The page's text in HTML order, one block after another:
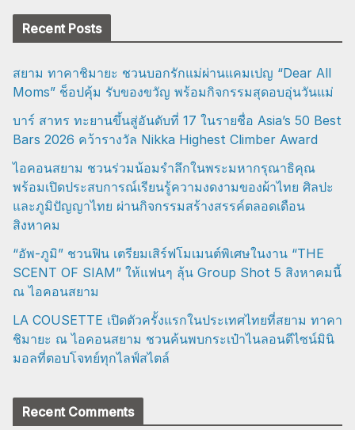
Recent Posts
สยาม ทาคาชิมายะ ชวนบอกรักแม่ผ่านแคมเปญ “Dear All
Moms” ช็อปคุ้ม รับของขวัญ พร้อมกิจกรรมสุดอบอุ่นวันแม่
บาร์ สาทร ทะยานขึ้นสู่อันดับที่ 17 ในรายชื่อ Asia’s 50 Best
Bars 2026 คว้ารางวัล Nikka Highest Climber Award
ไอคอนสยาม ชวนร่วมน้อมรำลึกในพระมหากรุณาธิคุณ
พร้อมเปิดประสบการณ์เรียนรู้ความงดงามของผ้าไทย ศิลปะ
และภูมิปัญญาไทย ผ่านกิจกรรมสร้างสรรค์ตลอดเดือน
สิงหาคม
“อัพ-ภูมิ” ชวนฟิน เตรียมเสิร์ฟโมเมนต์พิเศษในงาน “THE
SCENT OF SIAM” ให้แฟนๆ ลุ้น Group Shot 5 สิงหาคมนี้
ณ ไอคอนสยาม
LA COUSETTE เปิดตัวครั้งแรกในประเทศไทยที่สยาม ทาคา
ชิมายะ ณ ไอคอนสยาม ชวนค้นพบกระเป๋าไนลอนดีไซน์มินิ
มอลที่ตอบโจทย์ทุกไลฟ์สไตล์
Recent Comments